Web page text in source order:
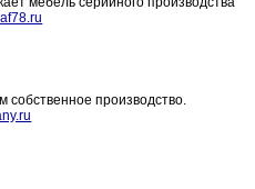
производство.